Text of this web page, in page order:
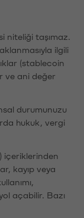
niteliği taşımaz.
ilgili
(stablecoin
ve ani değer
durumunuzu
hukuk, vergi
içeriklerinden
kayıp veya
açabilir. Bazı